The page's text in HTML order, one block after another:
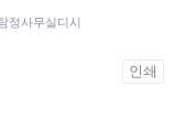
정사무실디시
인쇄